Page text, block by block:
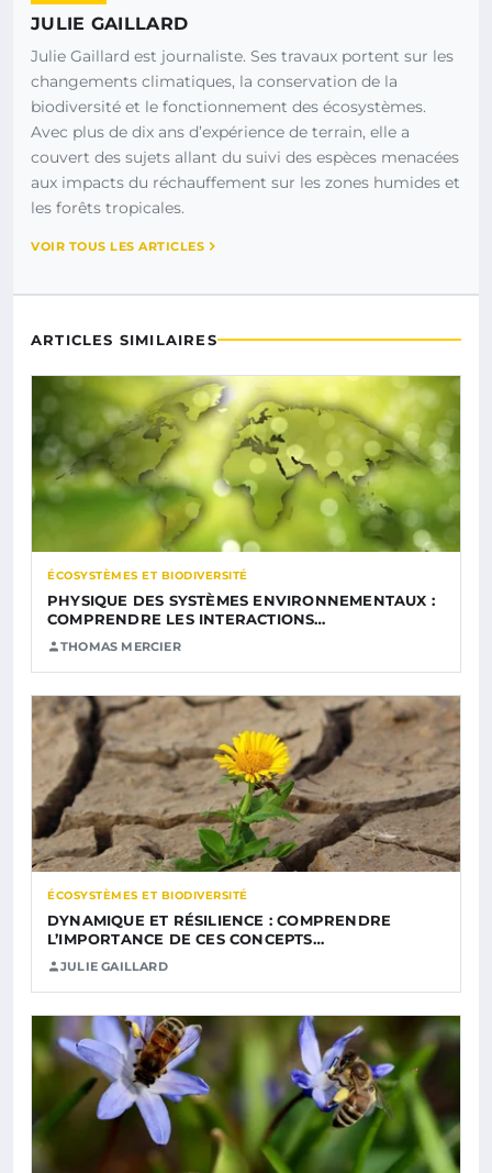
JULIE GAILLARD
Julie Gaillard est journaliste. Ses travaux portent sur les
changements climatiques, la conservation de la
biodiversité et le fonctionnement des écosystèmes.
Avec plus de dix ans d’expérience de terrain, elle a
couvert des sujets allant du suivi des espèces menacées
aux impacts du réchauffement sur les zones humides et
les forêts tropicales.
VOIR TOUS LES ARTICLES
ARTICLES SIMILAIRES
ÉCOSYSTÈMES ET BIODIVERSITÉ
PHYSIQUE DES SYSTÈMES ENVIRONNEMENTAUX :
COMPRENDRE LES INTERACTIONS…
THOMAS MERCIER
ÉCOSYSTÈMES ET BIODIVERSITÉ
DYNAMIQUE ET RÉSILIENCE : COMPRENDRE
L’IMPORTANCE DE CES CONCEPTS…
JULIE GAILLARD